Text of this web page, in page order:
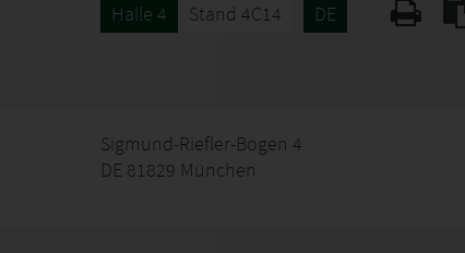
Halle 4 Stand 4C14 DE
Sigmund-Riefler-Bogen 4
DE 81829 München